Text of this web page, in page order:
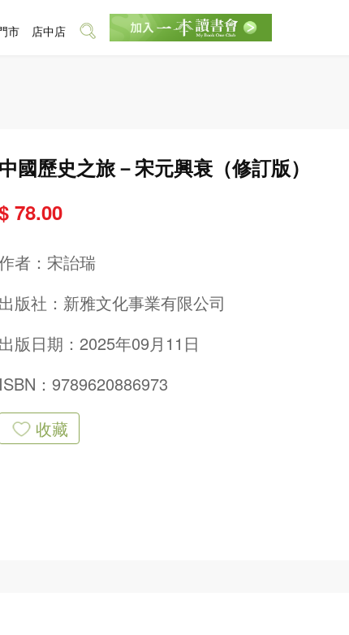
中國歷史之旅－宋元興衰（修訂版）
78.00
者： 宋詒瑞
出版社： 新雅文化事業有限公司
出版日期：2025年09月11日
ISBN：9789620886973
收藏
市 店中店